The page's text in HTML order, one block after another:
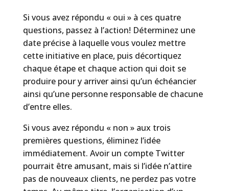
Si vous avez répondu « oui » à ces quatre
questions, passez à l’action! Déterminez une
date précise à laquelle vous voulez mettre
cette initiative en place, puis décortiquez
chaque étape et chaque action qui doit se
produire pour y arriver ainsi qu’un échéancier
ainsi qu’une personne responsable de chacune
d’entre elles.
Si vous avez répondu « non » aux trois
premières questions, éliminez l’idée
immédiatement. Avoir un compte Twitter
pourrait être amusant, mais si l’idée n’attire
pas de nouveaux clients, ne perdez pas votre